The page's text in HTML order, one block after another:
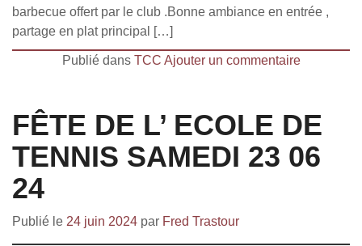
barbecue offert par le club .Bonne ambiance en entrée ,
partage en plat principal […]
Publié dans TCC Ajouter un commentaire
FÊTE DE L’ ECOLE DE
TENNIS SAMEDI 23 06
24
Publié le 24 juin 2024 par Fred Trastour